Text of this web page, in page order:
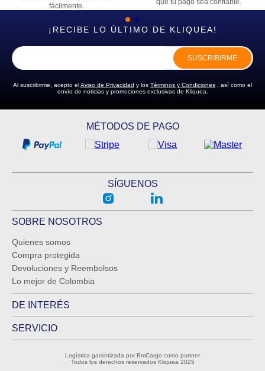
fácilmente.
¡RECIBE LO ÚLTIMO DE KLIQUEA!
SUSCRIBIRME
Al suscribirme, acepto elAviso de Privacidad y los Términos y Condiciones , así como el
envío de noticias y promociones exclusivas de Kliquea.
MÉTODOS DE PAGO
SÍGUENOS
SOBRE NOSOTROS
Quienes somos
Compra protegida
Devoluciones y Reembolsos
Lo mejor de Colombia
DE INTERÉS
SERVICIO
Logística garantizada por BmCargo como partner
Todos los derechos reservados Kliquea 2025